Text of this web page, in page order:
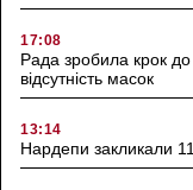
17:08
Рада зробила крок до
відсутність масок
13:14
Нардепи закликали